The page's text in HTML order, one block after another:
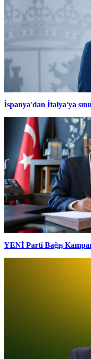
İspanya'dan İtalya'ya
YENİ Parti Bağış